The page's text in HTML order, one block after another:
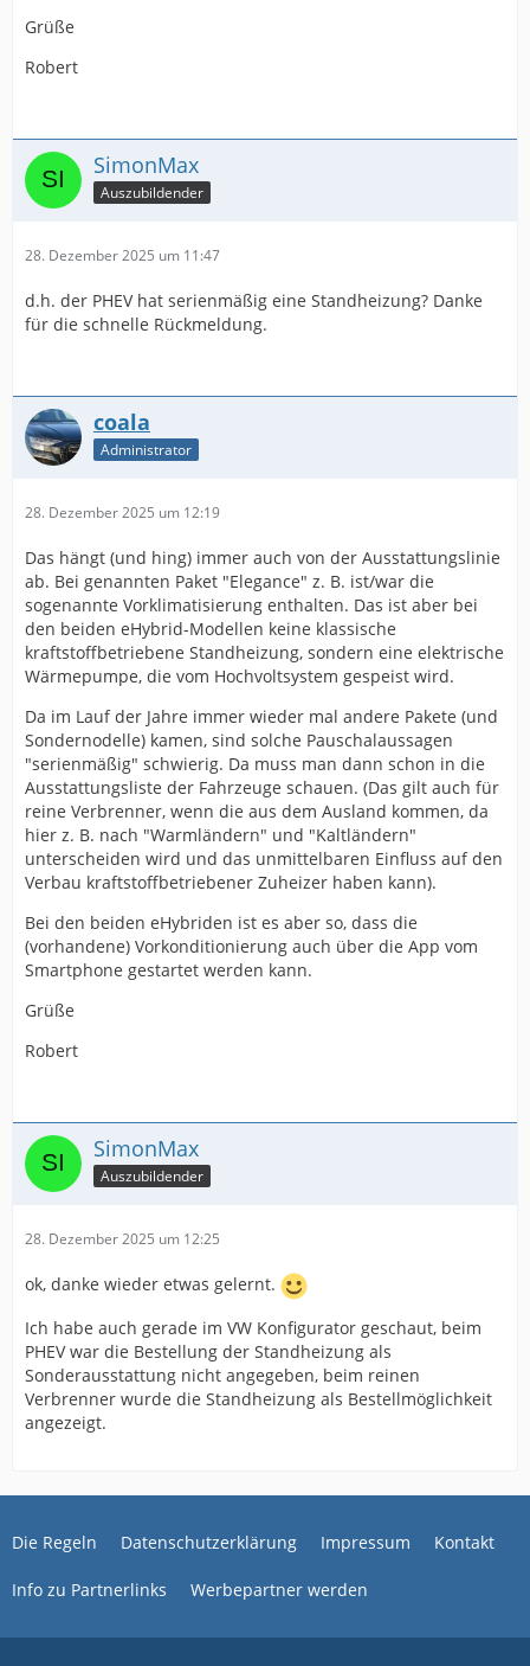
Grüße
Robert
SimonMax
Auszubildender
28. Dezember 2025 um 11:47
d.h. der PHEV hat serienmäßig eine Standheizung? Danke
für die schnelle Rückmeldung.
coala
Administrator
28. Dezember 2025 um 12:19
Das hängt (und hing) immer auch von der Ausstattungslinie
ab. Bei genannten Paket "Elegance" z. B. ist/war die
sogenannte Vorklimatisierung enthalten. Das ist aber bei
den beiden eHybrid-Modellen keine klassische
kraftstoffbetriebene Standheizung, sondern eine elektrische
Wärmepumpe, die vom Hochvoltsystem gespeist wird.
Da im Lauf der Jahre immer wieder mal andere Pakete (und
Sondernodelle) kamen, sind solche Pauschalaussagen
"serienmäßig" schwierig. Da muss man dann schon in die
Ausstattungsliste der Fahrzeuge schauen. (Das gilt auch für
reine Verbrenner, wenn die aus dem Ausland kommen, da
hier z. B. nach "Warmländern" und "Kaltländern"
unterscheiden wird und das unmittelbaren Einfluss auf den
Verbau kraftstoffbetriebener Zuheizer haben kann).
Bei den beiden eHybriden ist es aber so, dass die
(vorhandene) Vorkonditionierung auch über die App vom
Smartphone gestartet werden kann.
Grüße
Robert
SimonMax
Auszubildender
28. Dezember 2025 um 12:25
ok, danke wieder etwas gelernt.
Ich habe auch gerade im VW Konfigurator geschaut, beim
PHEV war die Bestellung der Standheizung als
Sonderausstattung nicht angegeben, beim reinen
Verbrenner wurde die Standheizung als Bestellmöglichkeit
angezeigt.
Die Regeln Datenschutzerklärung Impressum Kontakt
Info zu Partnerlinks Werbepartner werden